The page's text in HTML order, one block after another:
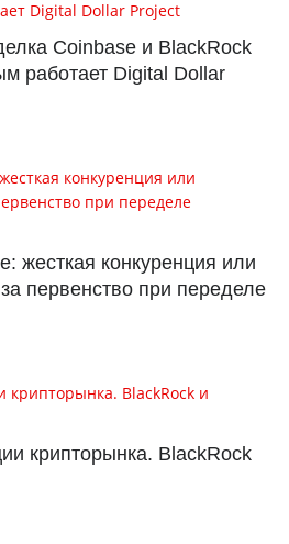
Coinbase и BlackRock
работает Digital Dollar
жесткая конкуренция или
первенство при переделе
крипторынка. BlackRock